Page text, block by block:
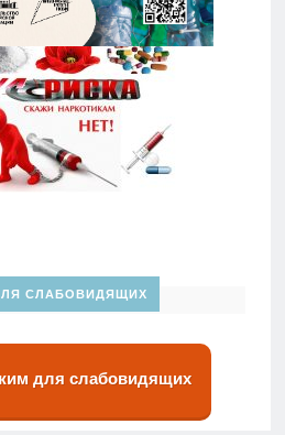
СЛАБОВИДЯЩИХ
для слабовидящих